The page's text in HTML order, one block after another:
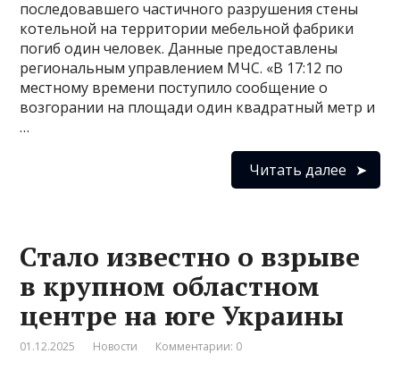
последовавшего частичного разрушения стены
котельной на территории мебельной фабрики
погиб один человек. Данные предоставлены
региональным управлением МЧС. «В 17:12 по
местному времени поступило сообщение о
возгорании на площади один квадратный метр и
…
Читать далее
Стало известно о взрыве
в крупном областном
центре на юге Украины
01.12.2025 Новости Комментарии: 0